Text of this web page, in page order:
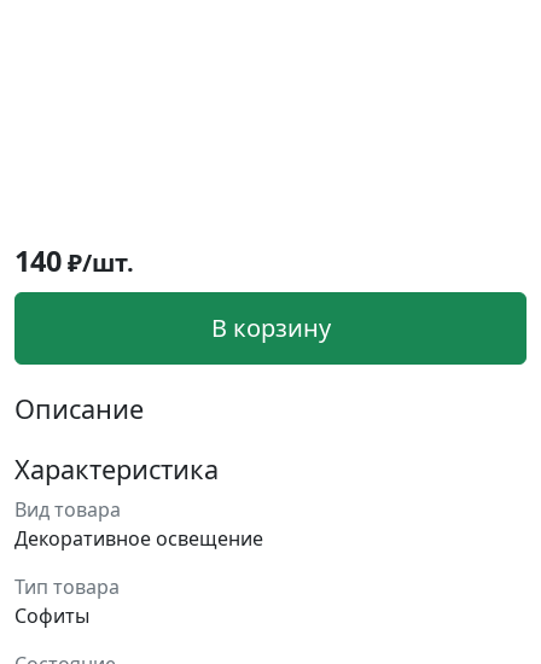
140₽/шт.
В корзину
Описание
Характеристика
Вид товара
Декоративное освещение
Тип товара
Софиты